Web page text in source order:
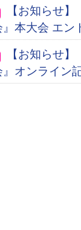
【お知らせ
本大会 エン
【お知らせ
オンライン